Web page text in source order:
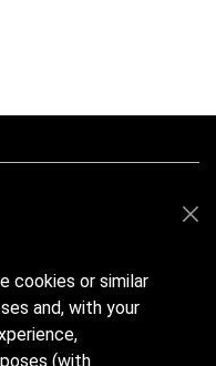
alle 19:00
cookies or similar
and, with your
(with